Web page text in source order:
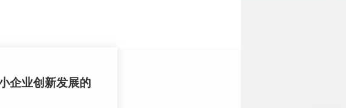
企业创新发展的